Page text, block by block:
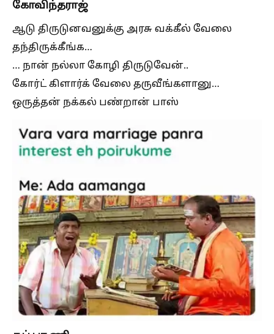
கோவிந்தராஜ்
ஆடு திருடுனவனுக்கு அரசு வக்கீல் வேலை
தந்திருக்கீங்க…
… நான் நல்லா கோழி திருடுவேன்..
கோர்ட் கிளார்க் வேலை தருவீங்களானு…
ஒருத்தன் நக்கல் பண்றான் பாஸ்